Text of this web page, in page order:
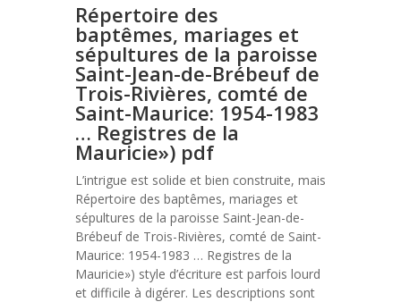
Répertoire des
baptêmes, mariages et
sépultures de la paroisse
Saint-Jean-de-Brébeuf de
Trois-Rivières, comté de
Saint-Maurice: 1954-1983
… Registres de la
Mauricie») pdf
L’intrigue est solide et bien construite, mais
Répertoire des baptêmes, mariages et
sépultures de la paroisse Saint-Jean-de-
Brébeuf de Trois-Rivières, comté de Saint-
Maurice: 1954-1983 … Registres de la
Mauricie») style d’écriture est parfois lourd
et difficile à digérer. Les descriptions sont